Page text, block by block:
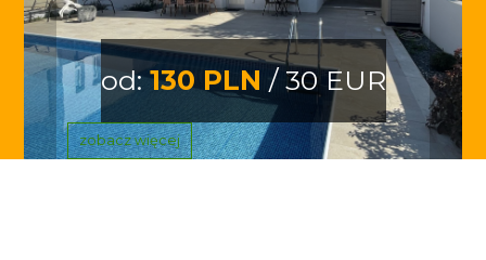
od:130 PLN / 30 EUR
zobacz więcej